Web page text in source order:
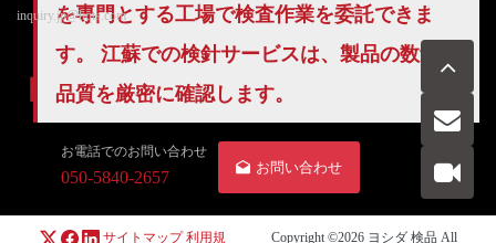
を専門とする工場で検査作業を委託できま
す。 江蘇での検針サービスは、製品の数量と
品質を厳密に確認します。
inquiry.jp@hqts.com
お電話でのお問い合わせ
050-5840-2657
お問い合わせ
サイトマップ 利用規 Copyright ©2026 ヨシダ 検品 All